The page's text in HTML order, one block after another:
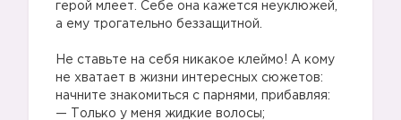
герой млеет. Себе она кажется неуклюжей,
а ему трогательно беззащитной.
Не ставьте на себя никакое клеймо! А кому
не хватает в жизни интересных сюжетов:
начните знакомиться с парнями, прибавляя:
— Только у меня жидкие волосы;